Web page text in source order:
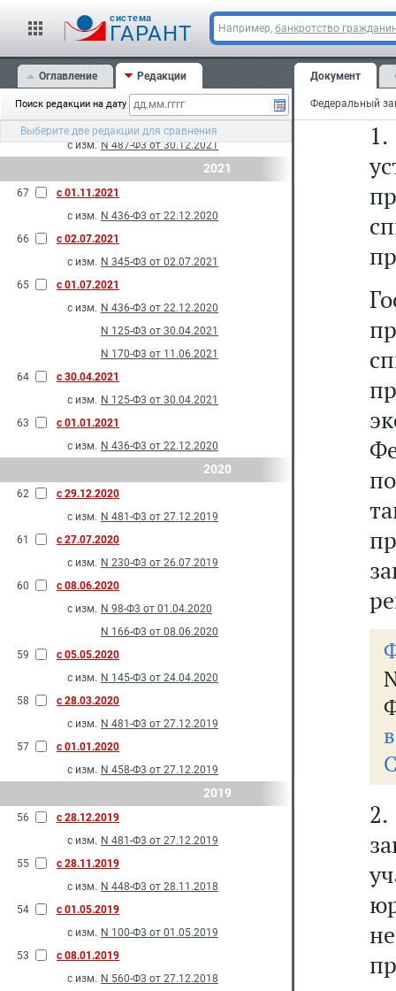
cистема
ГАРАНТ Например, банкротство
Оглавление Редакции
Поиск редакции на дату
Выберите две редакции для сравнения
70
с 26.03.2022
69
с 01.03.2022
с изм. N 176-Ф3 от 11.06.2021
68
с 10.01.2022
с изм. N 487-Ф3 от 30.12.2021
2021
67
с 01.11.2021
с изм. N 436-Ф3 от 22.12.2020
66
с 02.07.2021
с изм. N 345-Ф3 от 02.07.2021
65
с 01.07.2021
с изм. N 436-Ф3 от 22.12.2020
N 125-Ф3 от 30.04.2021
N 170-Ф3 от 11.06.2021
64
с 30.04.2021
с изм. N 125-Ф3 от 30.04.2021
63
с 01.01.2021
с изм. N 436-Ф3 от 22.12.2020
2020
62
с 29.12.2020
с изм. N 481-Ф3 от 27.12.2019
61
с 27.07.2020
с изм. N 230-Ф3 от 26.07.2019
60
с 08.06.2020
с изм. N 98-Ф3 от 01.04.2020
N 166-Ф3 от 08.06.2020
59
с 05.05.2020
с изм. N 145-Ф3 от 24.04.2020
58
с 28.03.2020
с изм. N 481-Ф3 от 27.12.2019
57
с 01.01.2020
с изм. N 458-Ф3 от 27.12.2019
2019
56
с 28.12.2019
с изм. N 481-Ф3 от 27.12.2019
55
с 28.11.2019
с изм. N 448-Ф3 от 28.11.2018
54
с 01.05.2019
с изм. N 100-Ф3 от 01.05.2019
53
с 08.01.2019
с изм. N 560-Ф3 от 27.12.2018
Документ